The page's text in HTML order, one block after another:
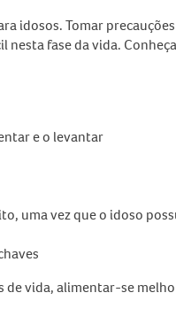
idosos. Tomar
nesta fase da vida. Conheça
e o levantar
uma vez que o idoso
de vida, alimentar-se